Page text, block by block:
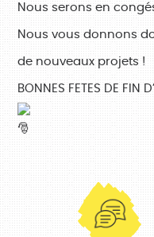
Nous serons en
Nous vous donnons
de nouveaux projets !
BONNES FETES DE FIN